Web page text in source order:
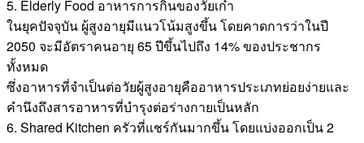
5. Elderly Food อาหารการกินของวัยเก๋า
ในยุคปัจจุบัน ผู้สูงอายุมีแนวโน้มสูงขึ้น โดยคาดการว่าในปี
2050 จะมีอัตราคนอายุ 65 ปีขึ้นไปถึง 14% ของประชากร
ทั้งหมด
ซึ่งอาหารที่จำเป็นต่อวัยผู้สูงอายุคืออาหารประเภทย่อยง่ายและ
คำนึงถึงสารอาหารที่บำรุงต่อร่างกายเป็นหลัก
6. Shared Kitchen ครัวที่แชร์กันมากขึ้น โดยแบ่งออกเป็น 2